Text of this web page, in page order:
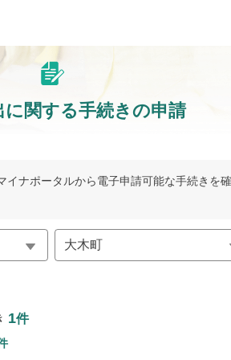
に関する手続きの申請
イナポータルから電子申請可能な手続きを確
1件